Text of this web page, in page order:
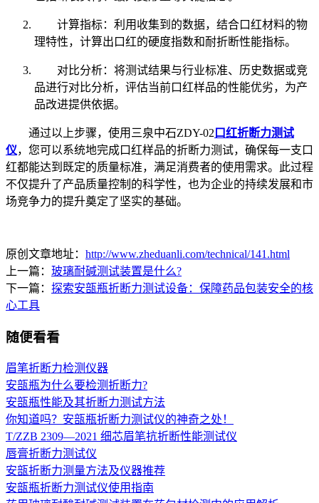
计算指标：利用收集到的数据，结合口红材料的物
理特性，计算出口红的硬度指数和耐折断性能指标。
对比分析：将测试结果与行业标准、历史数据或竞
品进行对比分析，评估当前口红样品的性能优劣，为产
品改进提供依据。
通过以上步骤，使用三泉中石ZDY-02 口红折断力测试
仪，您可以系统地完成口红样品的折断力测试，确保每一支口
红都能达到既定的质量标准，满足消费者的使用需求。此过程
不仅提升了产品质量控制的科学性，也为企业的持续发展和市
场竞争力的提升奠定了坚实的基础。
原创文章地址： http://www.zheduanli.com/technical/141.html
上一篇： 玻璃耐碱测试装置是什么?
下一篇： 探索安瓿瓶折断力测试设备：保障药品包装安全的核
心工具
随便看看
眉笔折断力检测仪器
安瓿瓶为什么要检测折断力?
安瓿瓶性能及其折断力测试方法
你知道吗？安瓿瓶折断力测试仪的神奇之处！
T/ZZB 2309—2021 细芯眉笔抗折断性能测试仪
唇膏折断力测试仪
安瓿折断力测量方法及仪器推荐
安瓿瓶折断力测试仪使用指南